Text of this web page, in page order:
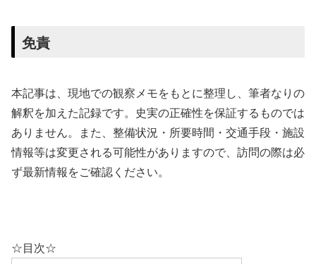
免責
本記事は、現地での観察メモをもとに整理し、筆者なりの
解釈を加えた記録です。史実の正確性を保証するものでは
ありません。また、整備状況・所要時間・交通手段・施設
情報等は変更される可能性がありますので、訪問の際は必
ず最新情報をご確認ください。
☆目次☆